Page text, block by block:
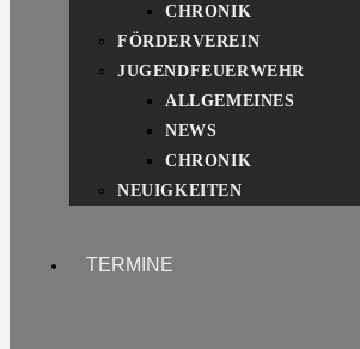
CHRONIK
FÖRDERVEREIN
JUGENDFEUERWEHR
ALLGEMEINES
NEWS
CHRONIK
NEUIGKEITEN
TERMINE